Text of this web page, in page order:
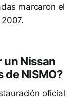
marcaron el
un Nissan
de NISMO?
oficial